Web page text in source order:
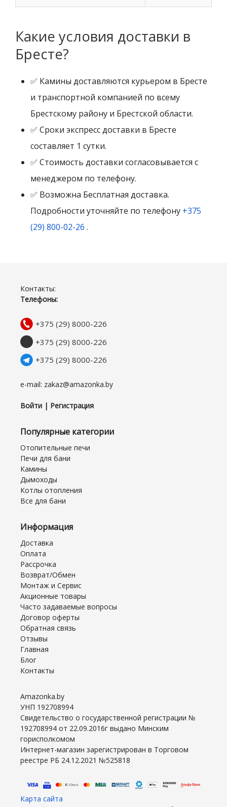
Какие условия доставки в
Бресте?
✅ Камины доставляются курьером в Бресте
и транспортной компанией по всему
Брестскому району и Брестской области.
✅ Сроки экспресс доставки в Бресте
составляет 1 сутки.
✅ Стоимость доставки согласовывается с
менеджером по телефону.
✅ Возможна Бесплатная доставка.
Подробности уточняйте по телефону +375
(29) 800-02-26 .
Контакты:
Телефоны:
+375 (29) 8000-226
+375 (29) 8000-226
+375 (29) 8000-226
e-mail: zakaz@amazonka.by
Войти | Регистрация
Популярные категории
Отопительные печи
Печи для бани
Камины
Дымоходы
Котлы отопления
Все для бани
Информация
Доставка
Оплата
Рассрочка
Возврат/Обмен
Монтаж и Сервис
Акционные товары
Часто задаваемые вопросы
Договор оферты
Обратная связь
Отзывы
Главная
Блог
Контакты
Amazonka.by
УНП 192708994
Свидетельство о государственной регистрации №
192708994 от 22.09.2016г выдано Минским
горисполкомом
Интернет-магазин зарегистрирован в Торговом
реестре РБ 24.12.2021 №525818
Карта сайта